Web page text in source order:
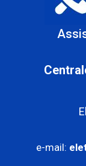
e-mail: